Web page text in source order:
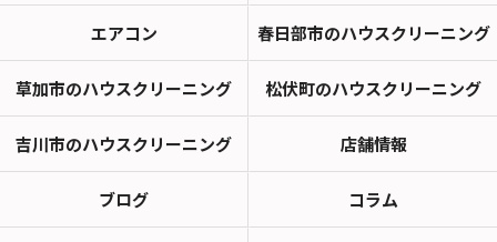
エアコン 春日部市のハウスクリーニング
草加市のハウスクリーニング 松伏町のハウスクリーニング
吉川市のハウスクリーニング 店舗情報
ブログ コラム